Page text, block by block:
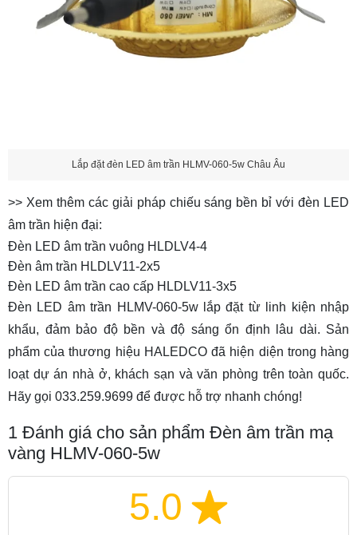
Lắp đặt đèn LED âm trần HLMV-060-5w Châu Âu
>> Xem thêm các giải pháp chiếu sáng bền bỉ với đèn LED
âm trần hiện đại:
Đèn LED âm trần vuông HLDLV4-4
Đèn âm trần HLDLV11-2x5
Đèn LED âm trần cao cấp HLDLV11-3x5
Đèn LED âm trần HLMV-060-5w lắp đặt từ linh kiện nhập
khẩu, đảm bảo độ bền và độ sáng ổn định lâu dài. Sản
phẩm của thương hiệu HALEDCO đã hiện diện trong hàng
loạt dự án nhà ở, khách sạn và văn phòng trên toàn quốc.
Hãy gọi 033.259.9699 để được hỗ trợ nhanh chóng!
1 Đánh giá cho sản phẩm Đèn âm trần mạ
vàng HLMV-060-5w
5.0